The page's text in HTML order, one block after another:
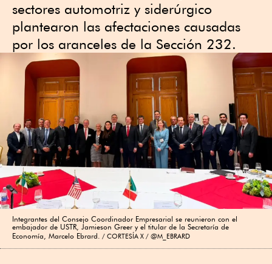
sectores automotriz y siderúrgico
plantearon las afectaciones causadas
por los aranceles de la Sección 232.
Integrantes del Consejo Coordinador Empresarial se reunieron con el
embajador de USTR, Jamieson Greer y el titular de la Secretaría de
Economía, Marcelo Ebrard.
CORTESÍA X / @M_EBRARD